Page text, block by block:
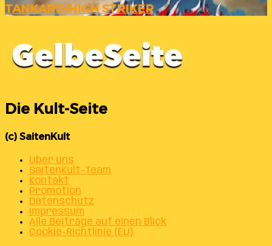
TANKARD/HIGH STRIKER
Die Kult-Seite
(c) SaitenKult
Über uns
SaitenKult-Team
Kontakt
Promotion
Datenschutz
Impressum
Alle Beiträge auf einen Blick
Cookie-Richtlinie (EU)